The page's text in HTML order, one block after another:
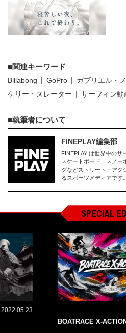
関連キーワード
Billabong GoPro
ガブリエル・
ケリー・スレーター
サーフィン動
執筆者について
FINEPLAY編集部
FINEPLAY は世界中のサ
スケートボード、スノー
グなどストリート・アク
るスポーツメディアです。
SPECIAL
2022.05.23
BOATRACE X-ACTION